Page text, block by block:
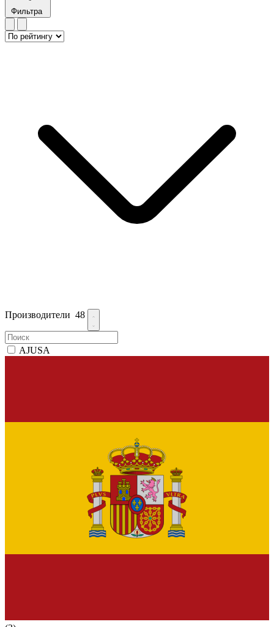
Фильтра
Производители 48
AJUSA